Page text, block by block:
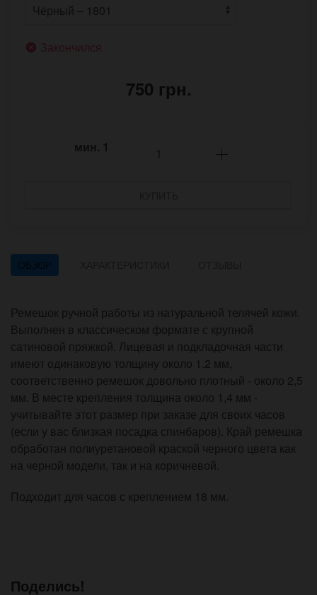
Закончился
750 грн.
мин. 1
ОБЗОР
Ремешок ручной работы из натуральной телячей кожи.
Выполнен в классическом формате с крупной
сатиновой пряжкой. Лицевая и подкладочная части
имеют одинаковую толщину около 1.2 мм,
соответственно ремешок довольно плотный - около 2,5
мм. В месте крепления толщина около 1,4 мм -
учитывайте этот размер при заказе для своих часов
(если у вас близкая посадка спинбаров). Край ремешка
обработан полиуретановой краской черного цвета как
на черной модели, так и на коричневой.
Подходит для часов с креплением 18 мм.
Поделись!